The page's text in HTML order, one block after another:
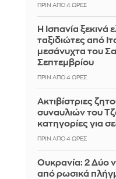
ΠΡΙΝ ΑΠΌ 4 ΏΡΕΣ
Η Ισπανία ξεκινά
ταξιδιώτες από
μεσάνυχτα του
Σεπτεμβρίου
ΠΡΙΝ ΑΠΌ 4 ΏΡΕΣ
Ακτιβίστριες
συναυλιών του
κατηγορίες για
ΠΡΙΝ ΑΠΌ 4 ΏΡΕΣ
Ουκρανία: 2 Δύο
από ρωσικά